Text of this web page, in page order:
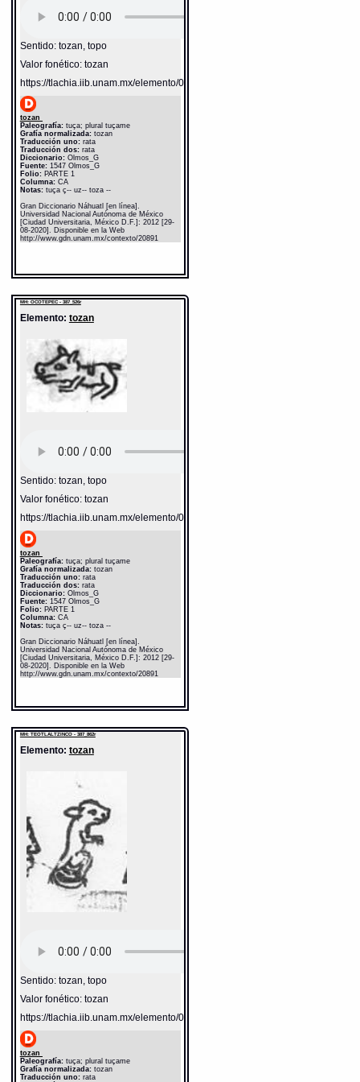
Sentido: tozan, topo
Valor fonético: tozan
https://tlachia.iib.unam.mx/elemento/02.02.14
tozan
Paleografía:tuça; plural tuçame
Grafía normalizada:tozan
Traducción uno:rata
Traducción dos:rata
Diccionario: Olmos_G
Fuente:1547 Olmos_G
Folio:PARTE 1
Columna:CA
Notas:tuça ç-- uz-- toza --
Gran Diccionario Náhuatl [en línea].
Universidad Nacional Autónoma de México
[Ciudad Universitaria, México D.F.]: 2012 [29-
08-2020]. Disponible en la Web
http://www.gdn.unam.mx/contexto/20891
MH: OCOTEPEC - 387_526r
Elemento: tozan
Sentido: tozan, topo
Valor fonético: tozan
https://tlachia.iib.unam.mx/elemento/02.02.14
tozan
Paleografía:tuça; plural tuçame
Grafía normalizada:tozan
Traducción uno:rata
Traducción dos:rata
Diccionario: Olmos_G
Fuente:1547 Olmos_G
Folio:PARTE 1
Columna:CA
Notas:tuça ç-- uz-- toza --
Gran Diccionario Náhuatl [en línea].
Universidad Nacional Autónoma de México
[Ciudad Universitaria, México D.F.]: 2012 [29-
08-2020]. Disponible en la Web
http://www.gdn.unam.mx/contexto/20891
MH: TEOTLALTZINCO - 387_862r
Elemento: tozan
Sentido: tozan, topo
Valor fonético: tozan
https://tlachia.iib.unam.mx/elemento/02.02.14
tozan
Paleografía:tuça; plural tuçame
Grafía normalizada:tozan
Traducción uno:rata